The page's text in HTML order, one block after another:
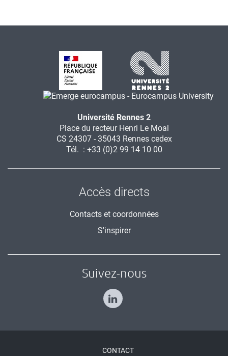
Université Rennes 2
Place du recteur Henri Le Moal
CS 24307 - 35043 Rennes cedex
Tél. : +33 (0)2 99 14 10 00
Accès directs
Contacts et coordonnées
S'inspirer
Suivez-nous
CONTACT